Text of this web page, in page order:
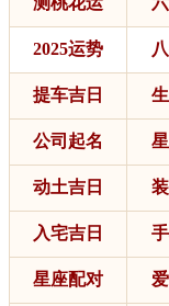
2025运势
提车吉日
公司起名
动土吉日
入宅吉日
星座配对